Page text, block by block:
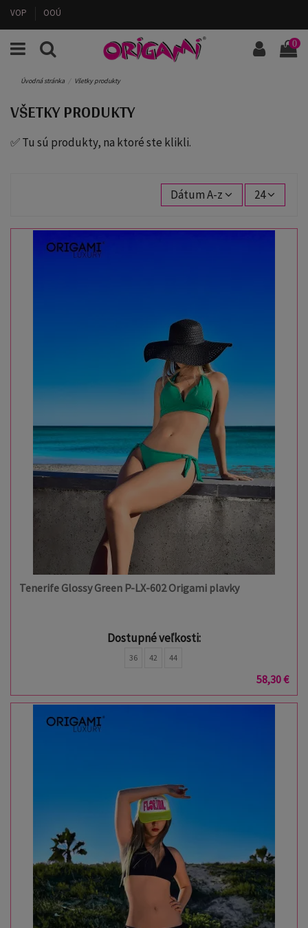
VOP OOÚ
0
Úvodná stránka Všetky produkty
VŠETKY PRODUKTY
✅ Tu sú produkty, na ktoré ste klikli.
Dátum A-z 24
Tenerife Glossy Green P-LX-602 Origami plavky
Dostupné veľkosti:
36 42 44
58,30 €